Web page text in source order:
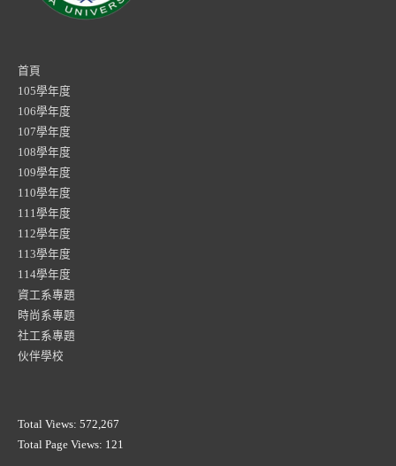
首頁
105學年度
106學年度
107學年度
108學年度
109學年度
110學年度
111學年度
112學年度
113學年度
114學年度
資工系專題
時尚系專題
社工系專題
伙伴學校
Total Views: 572,267
Total Page Views: 121